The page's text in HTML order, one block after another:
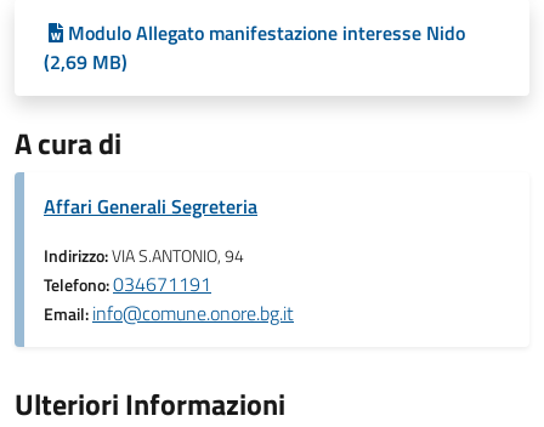
Modulo Allegato manifestazione interesse Nido
(2,69 MB)
A cura di
Affari Generali Segreteria
Indirizzo:VIA S.ANTONIO, 94
Telefono:034671191
Email:info@comune.onore.bg.it
Ulteriori Informazioni